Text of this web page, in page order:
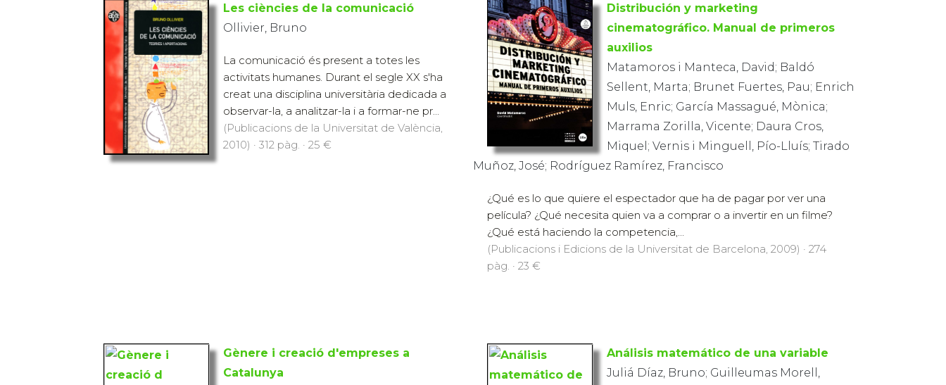
Les ciències de la comunicació
Ollivier, Bruno
La comunicació és present a totes les
activitats humanes. Durant el segle XX s'ha
creat una disciplina universitària dedicada a
observar-la, a analitzar-la i a formar-ne pr...
(Publicacions de la Universitat de València,
2010) · 312 pàg. · 25 €
Distribución y marketing
cinematográfico. Manual de primeros
auxilios
Matamoros i Manteca, David; Baldó
Sellent, Marta; Brunet Fuertes, Pau; Enrich
Muls, Enric; García Massagué, Mònica;
Marrama Zorilla, Vicente; Daura Cros,
Miquel; Vernis i Minguell, Pío-Lluís; Tirado
Muñoz, José; Rodríguez Ramírez, Francisco
¿Qué es lo que quiere el espectador que ha de pagar por ver una
película? ¿Qué necesita quien va a comprar o a invertir en un filme?
¿Qué está haciendo la competencia,...
(Publicacions i Edicions de la Universitat de Barcelona, 2009) · 274
pàg. · 23 €
Gènere i creació d'empreses a
Catalunya
Análisis matemático de una variable
Juliá Díaz, Bruno; Guilleumas Morell,